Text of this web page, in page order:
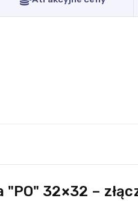
"PO" 32×32 –